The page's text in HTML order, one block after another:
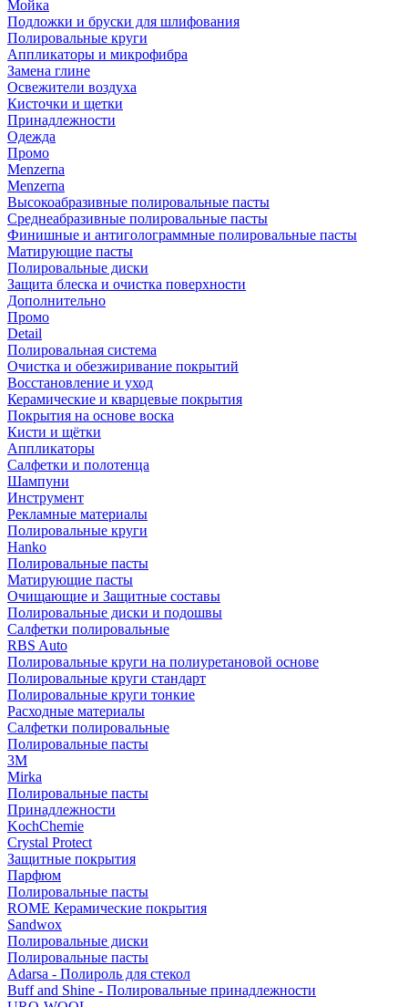
Мойка
Подложки и бруски для шлифования
Полировальные круги
Аппликаторы и микрофибра
Замена глине
Освежители воздуха
Кисточки и щетки
Принадлежности
Одежда
Промо
Menzerna
Menzerna
Высокоабразивные полировальные пасты
Среднеабразивные полировальные пасты
Финишные и антиголограммные полировальные пасты
Матирующие пасты
Полировальные диски
Защита блеска и очистка поверхности
Дополнительно
Промо
Detail
Полировальная система
Очистка и обезжиривание покрытий
Восстановление и уход
Керамические и кварцевые покрытия
Покрытия на основе воска
Кисти и щётки
Аппликаторы
Салфетки и полотенца
Шампуни
Инструмент
Рекламные материалы
Полировальные круги
Hanko
Полировальные пасты
Матирующие пасты
Очищающие и Защитные составы
Полировальные диски и подошвы
Салфетки полировальные
RBS Auto
Полировальные круги на полиуретановой основе
Полировальные круги стандарт
Полировальные круги тонкие
Расходные материалы
Салфетки полировальные
Полировальные пасты
3М
Mirka
Полировальные пасты
Принадлежности
KochChemie
Crystal Protect
Защитные покрытия
Парфюм
Полировальные пасты
ROME Керамические покрытия
Sandwox
Полировальные диски
Полировальные пасты
Adarsa - Полироль для стекол
Buff and Shine - Полировальные принадлежности